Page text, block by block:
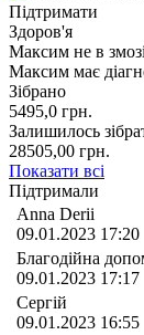
Підтримати
Здоров'я
Максим не в
Максим має
Зібрано
5495,0 грн.
Залишилось
28505,00 грн.
Показати всі
Підтримали
Anna Derii
09.01.2023 17:20
Благодійна
09.01.2023 17:17
Сергій
09.01.2023 16:55